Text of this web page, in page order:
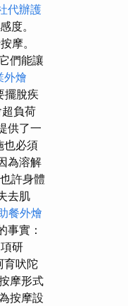
代辦護
度。
摩。
們能讓
外燴
擺脫疾
負荷
供了一
也必須
為溶解
也許身體
去肌
餐外燴
事實：
研
育吠陀
摩形式
按摩設